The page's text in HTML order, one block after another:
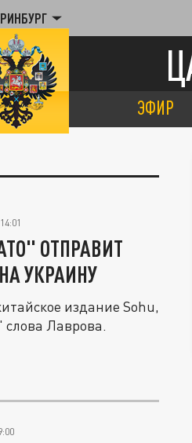
ЭФИР
ОТПРАВИТ
УКРАИНУ
издание Sohu,
Лаврова.